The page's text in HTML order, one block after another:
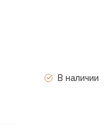
В наличии